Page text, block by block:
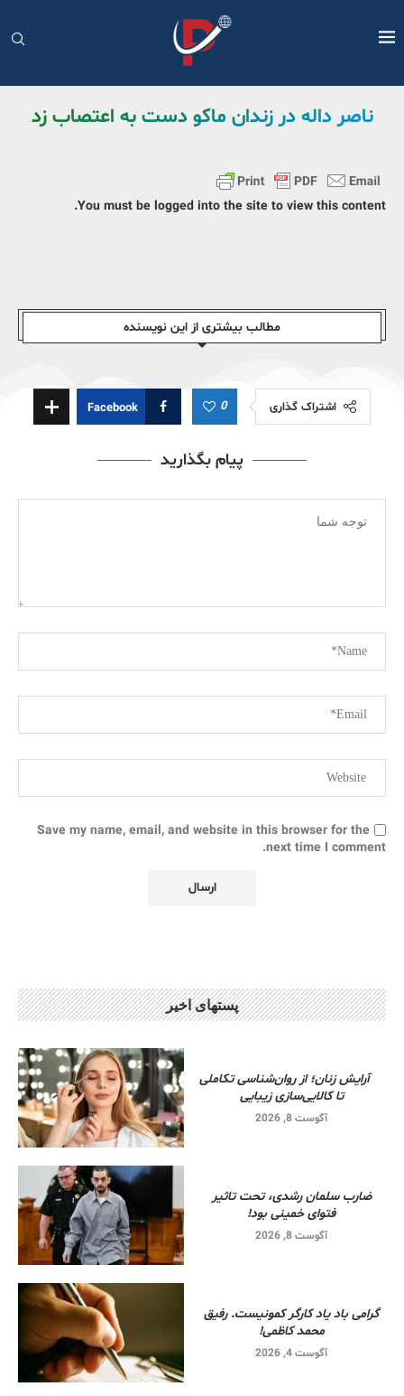
ناصر داله در زندان ماکو دست به اعتصاب زد
You must be logged into the site to view this content.
مطالب بیشتری از این نویسندە
اشتراک گذاری 0
Facebook
پیام بگذارید
Save my name, email, and website in this browser for the
next time I comment.
پستهای اخیر
آرایش زنان؛ از روان‌شناسی تکاملی
تا کالایی‌سازی زیبایی
آگوست 8, 2026
ضارب سلمان رشدی، تحت تاثیر
فتوای خمینی بود!
آگوست 8, 2026
گرامی باد یاد کارگر کمونیست. رفیق
محمد کاظمی!
آگوست 4, 2026